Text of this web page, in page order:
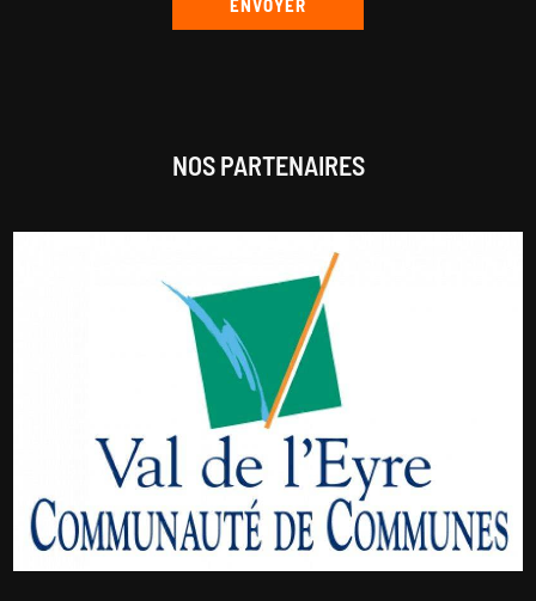
NOS PARTENAIRES